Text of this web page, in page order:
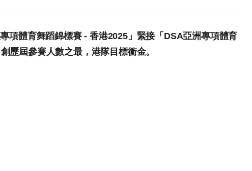
項體育舞蹈錦標賽 - 香港2025」緊接「DSA亞洲專項體育
歷屆參賽人數之最，港隊目標衝金。